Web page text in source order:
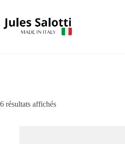
6 résultats affichés